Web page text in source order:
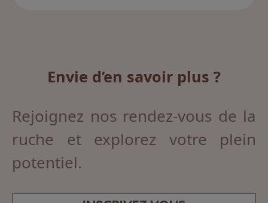
Envie d’en savoir plus ?
Rejoignez nos rendez-vous de la
ruche et explorez votre plein
potentiel.